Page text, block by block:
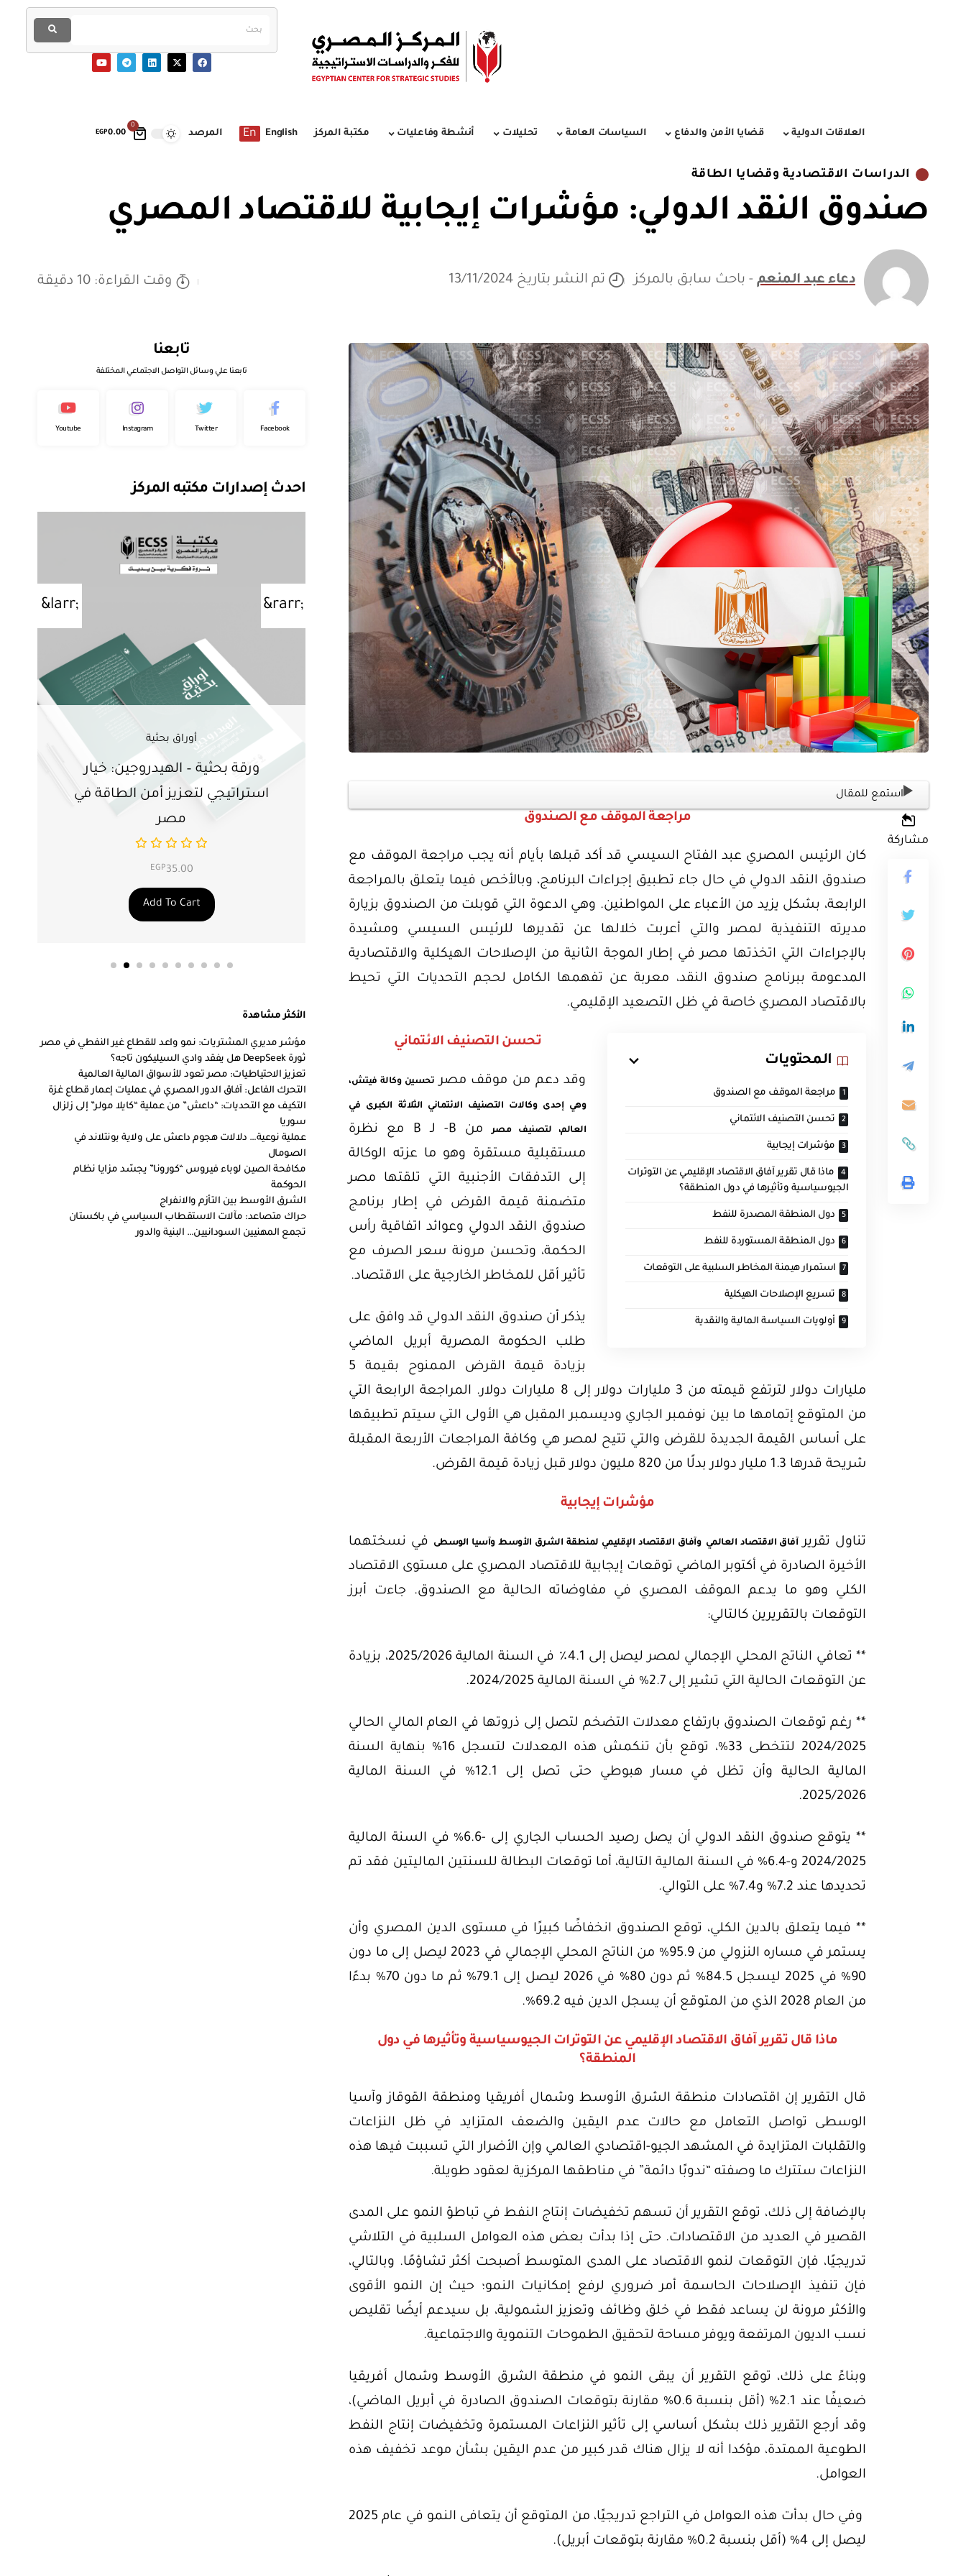
0
EGP0.00 العلاقات الدولية قضايا الأمن والدفاع السياسات العامة تحليلات أنشطة وفاعليات مكتبة المركز English
En المرصد
الدراسات الاقتصادية وقضايا الطاقة
صندوق النقد الدولي: مؤشرات إيجابية للاقتصاد المصري
دعاء عبد المنعم - باحث سابق بالمركز تم النشر بتاريخ 13/11/2024 وقت القراءة: 10 دقيقة
استمع للمقال
مشاركة
مراجعة الموقف مع الصندوق
كان الرئيس المصري عبد الفتاح السيسي قد أكد قبلها بأيام أنه يجب مراجعة الموقف مع
صندوق النقد الدولي في حال جاء تطبيق إجراءات البرنامج، وبالأخص فيما يتعلق بالمراجعة
الرابعة، بشكل يزيد من الأعباء على المواطنين. وهي الدعوة التي قوبلت من الصندوق بزيارة
مديرته التنفيذية لمصر والتي أعربت خلالها عن تقديرها للرئيس السيسي ومشيدة
بالإجراءات التي اتخذتها مصر في إطار الموجة الثانية من الإصلاحات الهيكلية والاقتصادية
المدعومة ببرنامج صندوق النقد، معربة عن تفهمها الكامل لحجم التحديات التي تحيط
بالاقتصاد المصري خاصة في ظل التصعيد الإقليمي.
المحتويات
مراجعة الموقف مع الصندوق
تحسن التصنيف الائتماني
مؤشرات إيجابية
ماذا قال تقرير آفاق الاقتصاد الإقليمي عن التوترات
الجيوسياسية وتأثيرها في دول المنطقة؟
دول المنطقة المصدرة للنفط
دول المنطقة المستوردة للنفط
استمرار هيمنة المخاطر السلبية على التوقعات
تسريع الإصلاحات الهيكلية
أولويات السياسة المالية والنقدية
تحسن التصنيف الائتماني
وقد دعم من موقف مصر تحسين وكالة فيتش،
وهي إحدى وكالات التصنيف الائتماني الثلاثة الكبرى في
العالم، لتصنيف مصر
من B- لـ B مع نظرة
مستقبلية مستقرة وهو ما عزته الوكالة
إلى التدفقات الأجنبية التي تلقتها مصر
متضمنة قيمة القرض في إطار برنامج
صندوق النقد الدولي وعوائد اتفاقية رأس
الحكمة، وتحسن مرونة سعر الصرف مع
تأثير أقل للمخاطر الخارجية على الاقتصاد.
يذكر أن صندوق النقد الدولي قد وافق على
طلب الحكومة المصرية أبريل الماضي
بزيادة قيمة القرض الممنوح بقيمة 5
مليارات دولار لترتفع قيمته من 3 مليارات دولار إلى 8 مليارات دولار. المراجعة الرابعة التي
من المتوقع إتمامها ما بين نوفمبر الجاري وديسمبر المقبل هي الأولى التي سيتم تطبيقها
على أساس القيمة الجديدة للقرض والتي تتيح لمصر هي وكافة المراجعات الأربعة المقبلة
شريحة قدرها 1.3 مليار دولار بدلًا من 820 مليون دولار قبل زيادة قيمة القرض.
مؤشرات إيجابية
تناول تقريرآفاق الاقتصاد العالمي وآفاق الاقتصاد الإقليمي لمنطقة الشرق الأوسط وآسيا الوسطى
في نسختهما
الأخيرة الصادرة في أكتوبر الماضي توقعات إيجابية للاقتصاد المصري على مستوى الاقتصاد
الكلي وهو ما يدعم الموقف المصري في مفاوضاته الحالية مع الصندوق. جاءت أبرز
التوقعات بالتقريرين كالتالي:
** تعافي الناتج المحلي الإجمالي لمصر ليصل إلى 4.1٪ في السنة المالية 2025/2026، بزيادة
عن التوقعات الحالية التي تشير إلى 2.7% في السنة المالية 2024/2025.
** رغم توقعات الصندوق بارتفاع معدلات التضخم لتصل إلى ذروتها في العام المالي الحالي
2024/2025 لتتخطى 33%، توقع بأن تنكمش هذه المعدلات لتسجل 16% بنهاية السنة
المالية الحالية وأن تظل في مسار هبوطي حتى تصل إلى 12.1% في السنة المالية
2025/2026.
** يتوقع صندوق النقد الدولي أن يصل رصيد الحساب الجاري إلى -6.6% في السنة المالية
2024/2025 و-6.4% في السنة المالية التالية، أما توقعات البطالة للسنتين الماليتين فقد تم
تحديدها عند 7.2% و7.4% على التوالي.
** فيما يتعلق بالدين الكلي، توقع الصندوق انخفاضًا كبيرًا في مستوى الدين المصري وأن
يستمر في مساره النزولي من 95.9% من الناتج المحلي الإجمالي في 2023 ليصل إلى ما دون
90% في 2025 ليسجل 84.5% ثم دون 80% في 2026 ليصل إلى 79.1% ثم ما دون 70% بدءًا
من العام 2028 الذي من المتوقع أن يسجل الدين فيه 69.2%.
ماذا قال تقرير آفاق الاقتصاد الإقليمي عن التوترات الجيوسياسية وتأثيرها في دول
المنطقة؟
قال التقرير إن اقتصادات منطقة الشرق الأوسط وشمال أفريقيا ومنطقة القوقاز وآسيا
الوسطى تواصل التعامل مع حالات عدم اليقين والضعف المتزايد في ظل النزاعات
والتقلبات المتزايدة في المشهد الجيو-اقتصادي العالمي وإن الأضرار التي تسببت فيها هذه
النزاعات ستترك ما وصفته “ندوبًا دائمة” في مناطقها المركزية لعقود طويلة.
بالإضافة إلى ذلك، توقع التقرير أن تسهم تخفيضات إنتاج النفط في تباطؤ النمو على المدى
القصير في العديد من الاقتصادات. حتى إذا بدأت بعض هذه العوامل السلبية في التلاشي
تدريجيًا، فإن التوقعات لنمو الاقتصاد على المدى المتوسط أصبحت أكثر تشاؤمًا. وبالتالي،
فإن تنفيذ الإصلاحات الحاسمة أمر ضروري لرفع إمكانيات النمو؛ حيث إن النمو الأقوى
والأكثر مرونة لن يساعد فقط في خلق وظائف وتعزيز الشمولية، بل سيدعم أيضًا تقليص
نسب الديون المرتفعة ويوفر مساحة لتحقيق الطموحات التنموية والاجتماعية.
وبناءً على ذلك، توقع التقرير أن يبقى النمو في منطقة الشرق الأوسط وشمال أفريقيا
ضعيفًا عند 2.1% (أقل بنسبة 0.6% مقارنة بتوقعات الصندوق الصادرة في أبريل الماضي)،
وقد أرجع التقرير ذلك بشكل أساسي إلى تأثير النزاعات المستمرة وتخفيضات إنتاج النفط
الطوعية الممتدة، مؤكدا أنه لا يزال هناك قدر كبير من عدم اليقين بشأن موعد تخفيف هذه
العوامل.
وفي حال بدأت هذه العوامل في التراجع تدريجيًا، من المتوقع أن يتعافى النمو في عام 2025
ليصل إلى 4% (أقل بنسبة 0.2% مقارنة بتوقعات أبريل).
تابعنا
تابعنا علي وسائل التواصل الاجتماعي المختلفة
Facebook
Twitter
Instagram
Youtube
احدث إصدارات مكتبه المركز
أوراق بحثية
ورقة بحثية – الهيدروجين: خيار
استراتيجي لتعزيز أمن الطاقة في
مصر
EGP35.00
Add To Cart Add To Cart
أمن الطاقة المصري
Add To Cart
على مستقبل
العالمية
الأكثر مشاهدة
مؤشر مديري المشتريات: نمو واعد للقطاع غير النفطي في مصر
ثورة DeepSeek هل يفقد وادي السيليكون تاجه؟
تعزيز الاحتياطيات: مصر تعود للأسواق المالية العالمية
التحرك الفاعل: آفاق الدور المصري في عمليات إعمار قطاع غزة
التكيف مع التحديات: “داعش” من عملية “كايلا مولر” إلى زلزال
سوريا
عملية نوعية… دلالات هجوم داعش على ولاية بونتلاند في
الصومال
مكافحة الصين لوباء فيروس “كورونا” يجسّد مزايا نظام
الحوكمة
الشرق الأوسط بين التأزم والانفراج
حراك متصاعد: مآلات الاستقطاب السياسي في باكستان
تجمع المهنيين السودانيين… البنية والدور